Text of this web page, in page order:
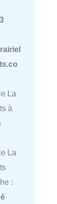
La
à
La
: